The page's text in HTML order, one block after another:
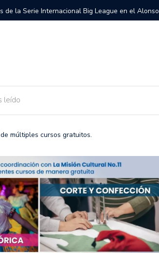
de la Serie Internacional Big League en el Alonso
leído
múltiples cursos gratuitos.